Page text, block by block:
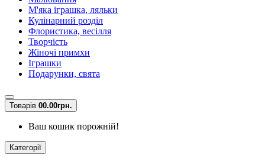
М'яка іграшка, ляльки
Кулінарний розділ
Флористика, весілля
Творчість
Жіночі примхи
Іграшки
Подарунки, свята
Товарів 00.00грн.
Ваш кошик порожній!
Категорії